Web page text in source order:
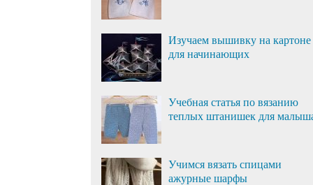
Изучаем вышивку на картоне
для начинающих
Учебная статья по вязанию
теплых штанишек для
Учимся вязать спицами
ажурные шарфы